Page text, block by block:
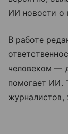
ИИ новости о
В работе
человеком —
помогает ИИ.
журналистов,